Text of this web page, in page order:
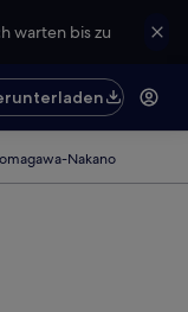
warten bis zu
Nakano